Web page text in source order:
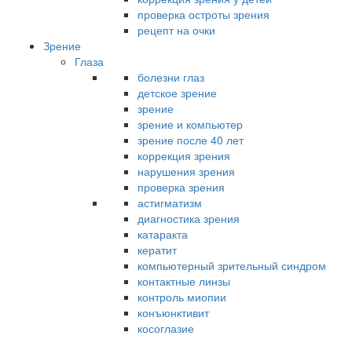
проверка остроты зрения
рецепт на очки
Зрение
Глаза
болезни глаз
детское зрение
зрение
зрение и компьютер
зрение после 40 лет
коррекция зрения
нарушения зрения
проверка зрения
астигматизм
диагностика зрения
катаракта
кератит
компьютерный зрительный синдром
контактные линзы
контроль миопии
конъюнктивит
косоглазие